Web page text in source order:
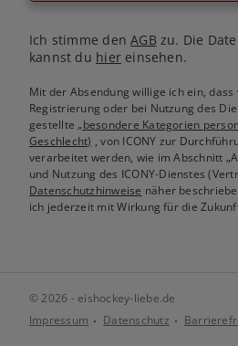
Ich stimme denAGB zu. Die
kannst du hiereinsehen.
Mit der Absendung willige ich ein,
Registrierung oder bei Nutzung des
gestellte„besondere Kategorien
Geschlecht) , von ICONY zur
verarbeitet werden, wie im Abschnitt
und Nutzung des ICONY-Dienstes
Datenschutzhinweise näher
ich jederzeit mit Wirkung für die
© 2026 - eishockey-liebe.de
Impressum
Datenschutz